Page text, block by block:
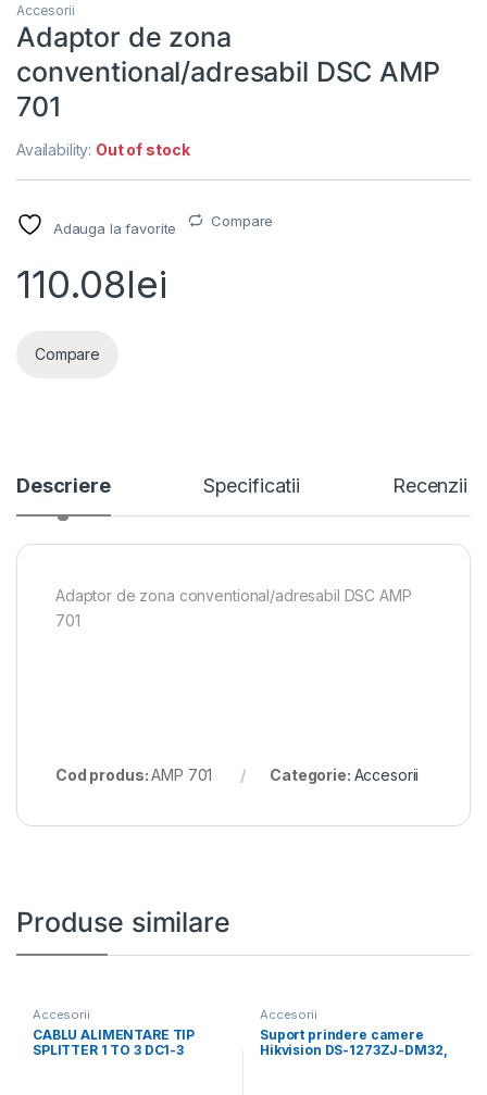
Accesorii
Adaptor de zona
conventional/adresabil DSC AMP
701
Availability: Out of stock
Adauga la favorite Compare
110.08lei
Compare
Descriere Specificatii Recenzii
Adaptor de zona conventional/adresabil DSC AMP
701
Cod produs:AMP 701 Categorie: Accesorii
Produse similare
Accesorii
CABLU ALIMENTARE TIP
SPLITTER 1 TO 3 DC1-3
Accesorii
Suport prindere camere
Hikvision DS-1273ZJ-DM32,